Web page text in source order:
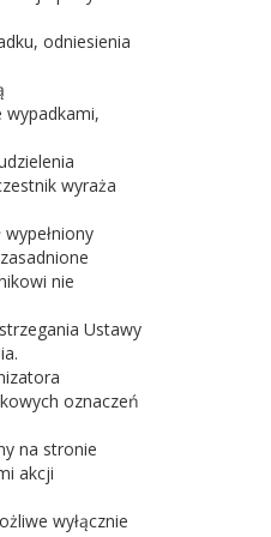
odniesienia
wypadkami,
wyraża
nie
Ustawy
oznaczeń
na stronie
akcji
wyłącznie